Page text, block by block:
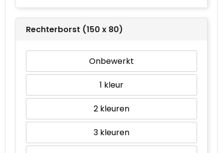
Rechterborst (150 x 80)
Onbewerkt
1
2
3